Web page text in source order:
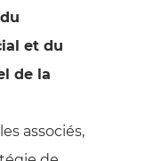
et du
de la
associés,